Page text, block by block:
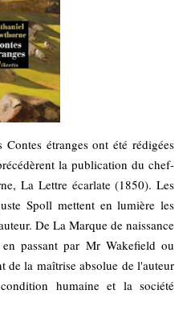
étranges ont été rédigées
la publication du chef-
La Lettre écarlate (1850). Les
Spoll mettent en lumière les
De La Marque de naissance
passant par Mr Wakefield ou
de la maîtrise absolue de l'auteur
humaine et la société